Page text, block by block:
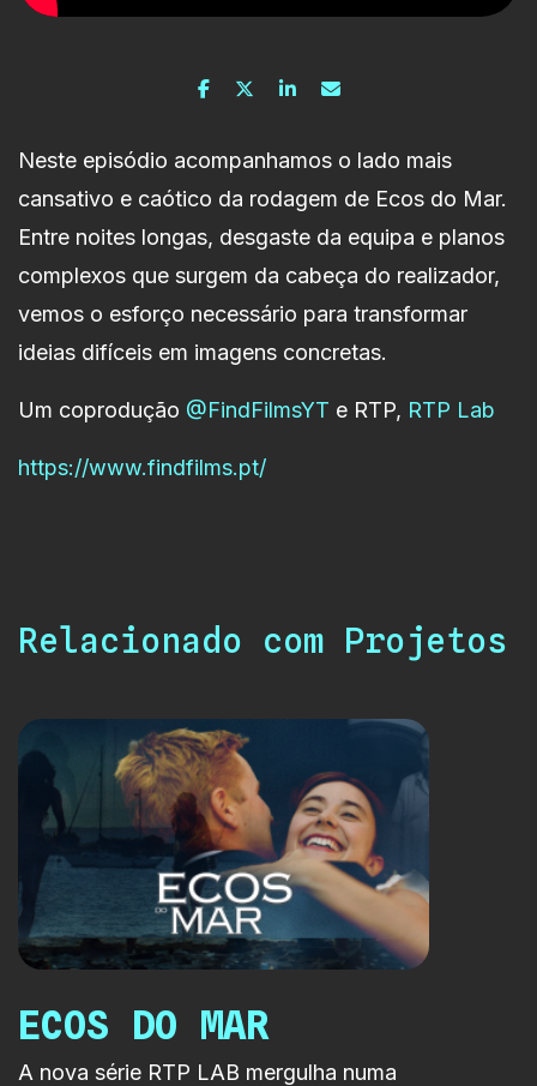
Neste episódio acompanhamos o lado mais
cansativo e caótico da rodagem de Ecos do Mar.
Entre noites longas, desgaste da equipa e planos
complexos que surgem da cabeça do realizador,
vemos o esforço necessário para transformar
ideias difíceis em imagens concretas.
Um coprodução @FindFilmsYT e RTP, RTP Lab
https://www.findfilms.pt/
Relacionado com Projetos
ECOS DO MAR
A nova série RTP LAB mergulha numa